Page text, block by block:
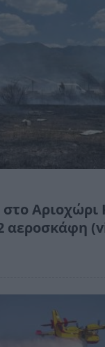
Αριοχώρι
αεροσκάφη